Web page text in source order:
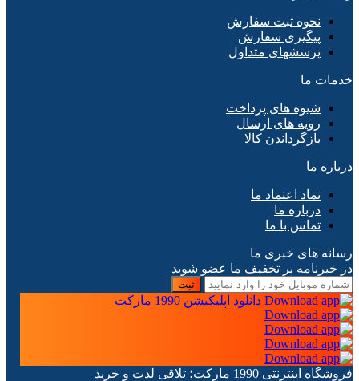
نحوه ثبت سفارش
پیگیری سفارش
پرسشهای متداول
خدمات ما
شیوه های پرداخت
رویه های ارسال
بازگرداندن کالا
درباره ما
نماد اعتماد ما
درباره ما
تماس با ما
رسانه های خبری ما
در خبرنامه پر تخفیف ما عضو شوید
ثبت
دانلود اپلیکیشن 1990 مارکت
فروشگاه اینترنتی 1990 مارکت؛ تلاقی لذت و خرید